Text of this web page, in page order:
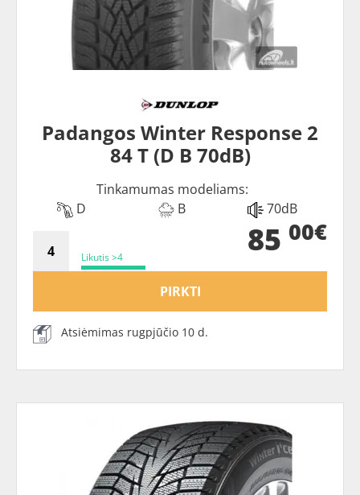
Padangos Winter Response 2
84 T (D B 70dB)
Tinkamumas modeliams:
D
B 70dB
Likutis >4 85 00€
PIRKTI
Atsiėmimas rugpjūčio 10 d.